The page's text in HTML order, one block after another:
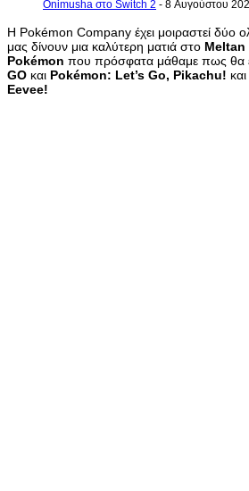
Onimusha στο Switch 2 - 8 Αυγούστου
Η Pokémon Company έχει μοιραστεί δύο
μας δίνουν μια καλύτερη ματιά στο Meltan
Pokémon που πρόσφατα μάθαμε πως θα
GO και Pokémon: Let’s Go, Pikachu! και
Eevee!